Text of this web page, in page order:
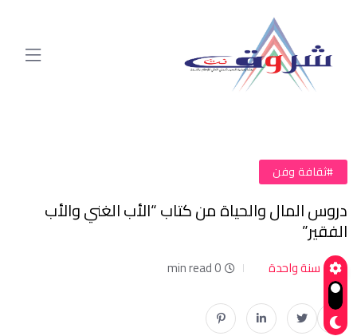
#ثقافة وفن
دروس المال والحياة من كتاب “الأب الغني والأب
الفقير”
سنة واحدة 0 min read